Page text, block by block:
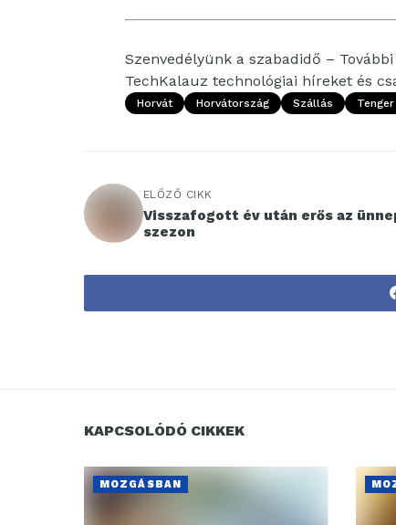
Szenvedélyünk a szabadidő –
TechKalauz technológiai híreket és
Horvát Horvátország Szállás Tenger
ELŐZŐ CIKK
Visszafogott év után erős az
szezon
KAPCSOLÓDÓ CIKKEK
MOZGÁSBAN